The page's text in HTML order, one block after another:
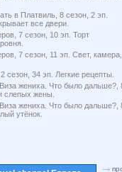
в Платвиль, 8 сезон, 2 эп.
все двери.
7 сезон, 10 эп. Торт
7 сезон, 11 эп. Свет, камера,
сезон, 34 эп. Легкие рецепты.
жениха. Что было дальше?,
слепых жены.
жениха. Что было дальше?,
утёнок.